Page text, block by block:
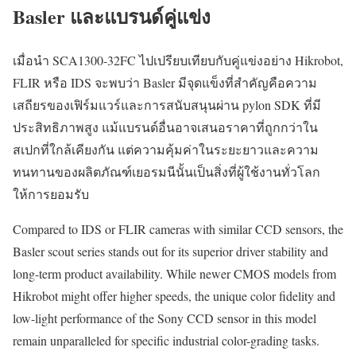
Basler และแบรนด์คู่แข่ง
เมื่อนำ SCA1300-32FC ไปเปรียบเทียบกับคู่แข่งอย่าง Hikrobot,
FLIR หรือ IDS จะพบว่า Basler มีจุดแข็งที่สำคัญคือความ
เสถียรของเฟิร์มแวร์และการสนับสนุนผ่าน pylon SDK ที่มี
ประสิทธิภาพสูง แม้แบรนด์อื่นอาจเสนอราคาที่ถูกกว่าใน
สเปกที่ใกล้เคียงกัน แต่ความคุ้มค่าในระยะยาวและความ
ทนทานของผลิตภัณฑ์เยอรมนีนั้นเป็นสิ่งที่ผู้ใช้งานทั่วโลก
ให้การยอมรับ
Compared to IDS or FLIR cameras with similar CCD sensors, the
Basler scout series stands out for its superior driver stability and
long-term product availability. While newer CMOS models from
Hikrobot might offer higher speeds, the unique color fidelity and
low-light performance of the Sony CCD sensor in this model
remain unparalleled for specific industrial color-grading tasks.